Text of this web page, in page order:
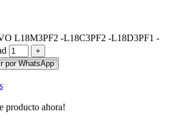
L18M3PF2 -L18C3PF2 -L18D3PF1 -
por WhatsApp
producto ahora!